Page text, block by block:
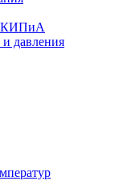
КИПиА
давления